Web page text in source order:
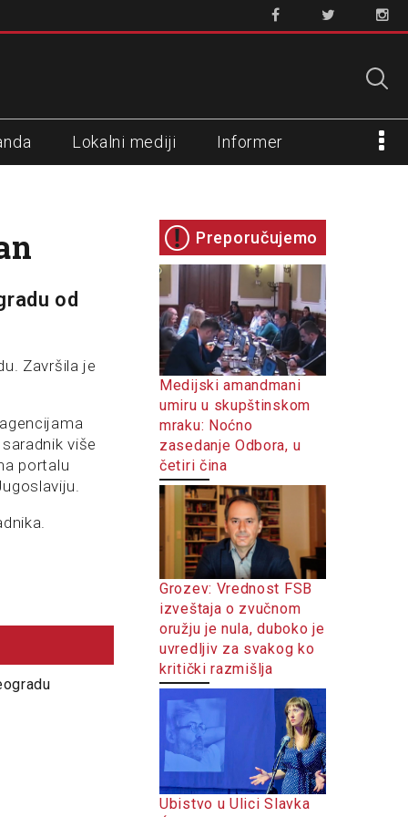
Lokalni mediji Informer
od
Završila je
više
portalu
Preporučujemo
Medijski amandmani
umiru u skupštinskom
mraku: Noćno
zasedanje Odbora, u
četiri čina
Grozev: Vrednost FSB
izveštaja o zvučnom
oružju je nula, duboko je
uvredljiv za svakog ko
kritički razmišlja
Ubistvo u Ulici Slavka